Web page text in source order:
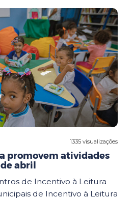
1335 visualizações
promovem atividades
abril
de Incentivo à Leitura
de Incentivo à Leitura